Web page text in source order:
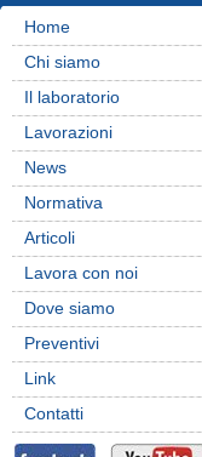
Home
Chi siamo
Il laboratorio
Lavorazioni
News
Normativa
Articoli
Lavora con noi
Dove siamo
Preventivi
Link
Contatti